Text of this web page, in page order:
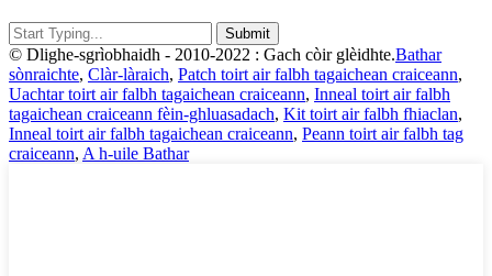
© Dlighe-sgrìobhaidh - 2010-2022 : Gach còir glèidhte.Bathar
sònraichte, Clàr-làraich, Patch toirt air falbh tagaichean craiceann,
Uachtar toirt air falbh tagaichean craiceann, Inneal toirt air falbh
tagaichean craiceann fèin-ghluasadach, Kit toirt air falbh fhiaclan,
Inneal toirt air falbh tagaichean craiceann, Peann toirt air falbh tag
craiceann, A h-uile Bathar